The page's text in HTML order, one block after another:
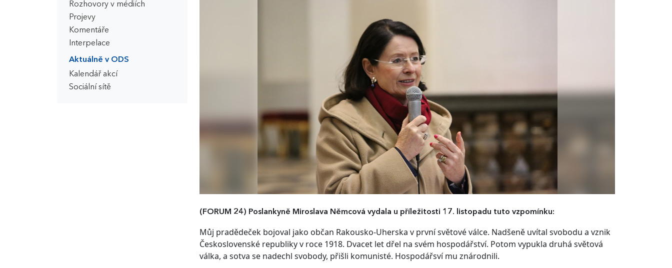
Rozhovory v médiích
Projevy
Komentáře
Interpelace
Aktuálně v ODS
Kalendář akcí
Sociální sítě
(FORUM 24) Poslankyně Miroslava Němcová vydala u příležitosti 17. listopadu tuto vzpomínku:
Můj pradědeček bojoval jako občan Rakousko-Uherska v první světové válce. Nadšeně uvítal svobodu a vznik
Československé republiky v roce 1918. Dvacet let dřel na svém hospodářství. Potom vypukla druhá světová
válka, a sotva se nadechl svobody, přišli komunisté. Hospodářsví mu znárodnili.